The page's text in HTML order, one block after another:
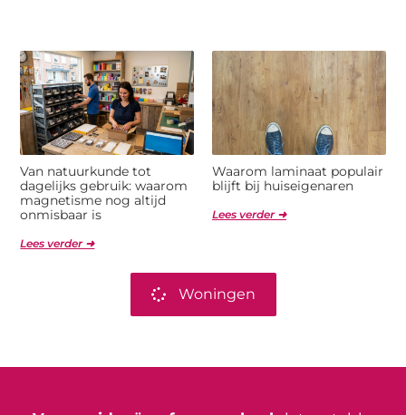
Van natuurkunde tot
dagelijks gebruik: waarom
magnetisme nog altijd
onmisbaar is
Lees verder ➜
Waarom laminaat populair
blijft bij huiseigenaren
Lees verder ➜
Woningen